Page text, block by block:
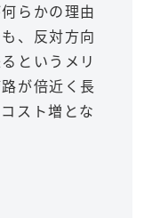
らかの理由
、反対方向
というメリ
が倍近く長
スト増とな